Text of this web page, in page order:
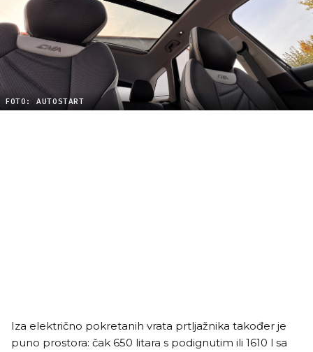
FOTO: AUTOSTART
Iza električno pokretanih vrata prtljažnika također je
puno prostora: čak 650 litara s podignutim ili 1610 l sa